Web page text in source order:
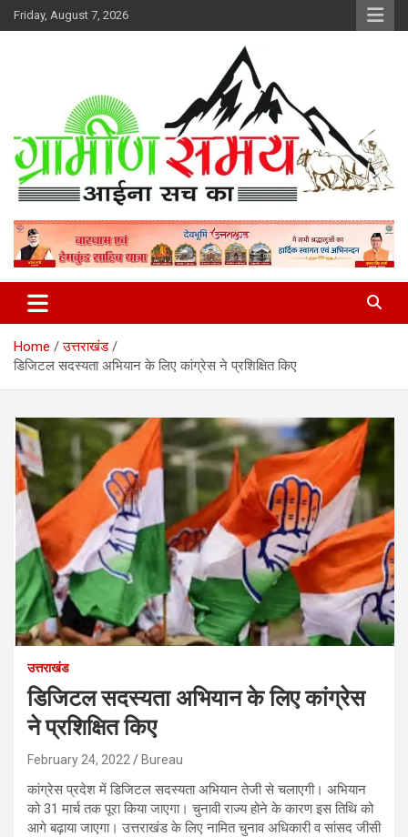
Skip
to
Friday, August 7, 2026
Gramin Samay
Home
उत्तराखंड
डिजिटल सदस्यता अभियान के लिए कांग्रेस ने प्रशिक्षित किए
उत्तराखंड
डिजिटल सदस्यता अभियान के लिए कांग्रेस
ने प्रशिक्षित किए
February 24, 2022 Bureau
कांग्रेस प्रदेश में डिजिटल सदस्यता अभियान तेजी से चलाएगी। अभियान
को 31 मार्च तक पूरा किया जाएगा। चुनावी राज्य होने के कारण इस तिथि को
आगे बढ़ाया जाएगा। उत्तराखंड के लिए नामित चुनाव अधिकारी व सांसद जीसी